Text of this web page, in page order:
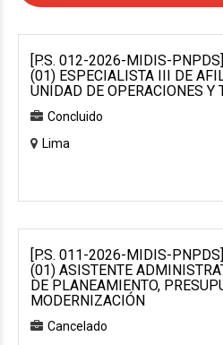
[P.S. 012-2026-MIDIS-
(01) ESPECIALISTA III DE
UNIDAD DE OPERACIONES Y
Concluido
Lima
[P.S. 011-2026-MIDIS-
(01) ASISTENTE
DE PLANEAMIENTO,
MODERNIZACIÓN
Cancelado